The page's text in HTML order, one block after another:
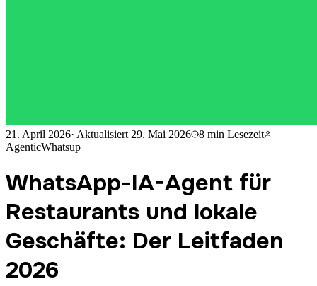
21. April 2026· Aktualisiert 29. Mai 2026 8 min Lesezeit
AgenticWhatsup
WhatsApp-IA-Agent für
Restaurants und lokale
Geschäfte: Der Leitfaden
2026